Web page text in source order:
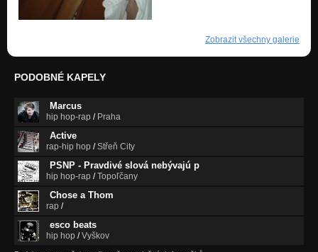
Zobrazit všechny galerie
PODOBNÉ KAPELY
Marcus
hip hop-rap / Praha
Active
rap-hip hop /Střeň City
PSNP - Pravdivé slová nebývajú p
hip hop-rap /Topoľčany
Chose a Thom
rap /
esco beats
hip hop /Vyškov